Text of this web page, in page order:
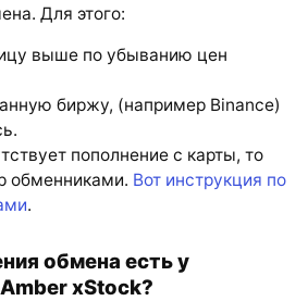
Для этого:
выше по убыванию цен
биржу, (например Binance)
пополнение с карты, то
обменниками. Вот инструкция по
.
обмена есть у
xStock?